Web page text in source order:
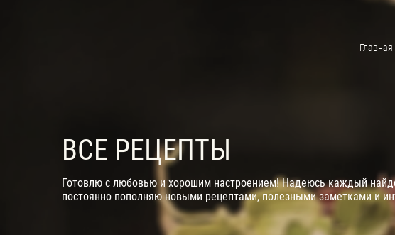
Главная
ВСЕ РЕЦЕПТЫ
Готовлю с любовью и хорошим настроением! Надеюсь каждый
постоянно пополняю новыми рецептами, полезными заметками и